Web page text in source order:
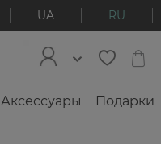
UA RU
Аксессуары Подарки